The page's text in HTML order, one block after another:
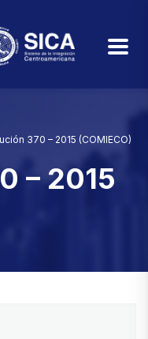
370 – 2015 (COMIECO)
– 2015